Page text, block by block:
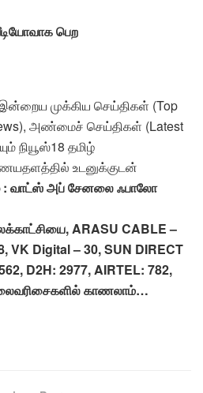
பெற
முக்கிய செய்திகள் (Top
அண்மைச் செய்திகள் (Latest
நியூஸ்18 தமிழ்
உடனுக்குடன்
: வாட்ஸ் அப் சேனலை ஃபாலோ
ARASU CABLE –
VK Digital – 30, SUN DIRECT
D2H: 2977, AIRTEL: 782,
காணலாம்…